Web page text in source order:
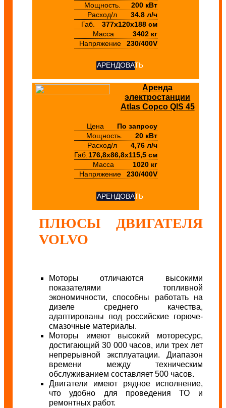
Мощность.
200 кВт
Расход/л
34.8 л/ч
Габ.
377х120х188 см
Масса
3402 кг
Напряжение
230/400V
АРЕНДОВАТЬ
Аренда
электростанции
Atlas Copco QIS 45
Цена
По запросу
Мощность.
20 кВт
Расход/л
4,76 л/ч
Габ. 176,8x86,8x115,5 см
Масса
1020 кг
Напряжение
230/400V
АРЕНДОВАТЬ
ПЛЮСЫ ДВИГАТЕЛЯ
VOLVO
Моторы отличаются высокими
показателями топливной
экономичности, способны работать на
дизеле среднего качества,
адаптированы под российские горюче-
смазочные материалы.
Моторы имеют высокий моторесурс,
достигающий 30 000 часов, или трех лет
непрерывной эксплуатации. Диапазон
времени между техническим
обслуживанием составляет 500 часов.
Двигатели имеют рядное исполнение,
что удобно для проведения ТО и
ремонтных работ.